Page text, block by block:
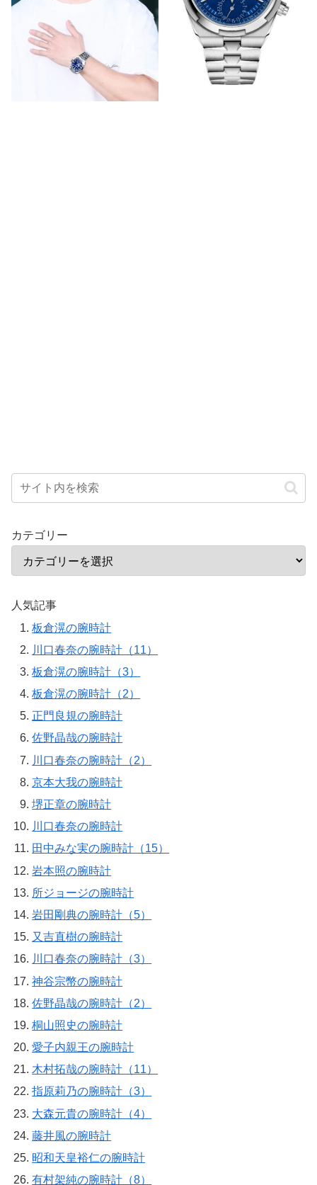
カテゴリー
人気記事
板倉滉の腕時計
川口春奈の腕時計（11）
板倉滉の腕時計（3）
板倉滉の腕時計（2）
正門良規の腕時計
佐野晶哉の腕時計
川口春奈の腕時計（2）
京本大我の腕時計
堺正章の腕時計
川口春奈の腕時計
田中みな実の腕時計（15）
岩本照の腕時計
所ジョージの腕時計
岩田剛典の腕時計（5）
又吉直樹の腕時計
川口春奈の腕時計（3）
神谷宗幣の腕時計
佐野晶哉の腕時計（2）
桐山照史の腕時計
愛子内親王の腕時計
木村拓哉の腕時計（11）
指原莉乃の腕時計（3）
大森元貴の腕時計（4）
藤井風の腕時計
昭和天皇裕仁の腕時計
有村架純の腕時計（8）